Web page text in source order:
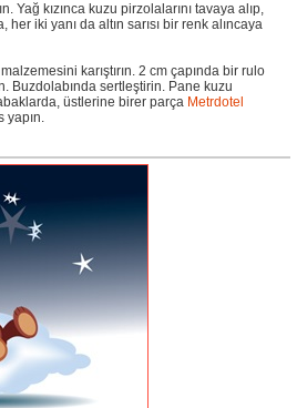
Yağ kızınca kuzu pirzolalarını tavaya alıp,
iki yanı da altın sarısı bir renk alıncaya
karıştırın. 2 cm çapında bir rulo
Buzdolabında sertleştirin. Pane kuzu
üstlerine birer parça Metrdotel
yapın.